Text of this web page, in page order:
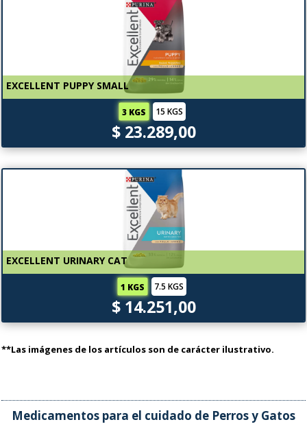
EXCELLENT PUPPY SMALL
3 KGS 15 KGS
$ 23.289,00
EXCELLENT URINARY CAT
1 KGS 7.5 KGS
$ 14.251,00
**Las imágenes de los artículos son de carácter ilustrativo.
Medicamentos para el cuidado de Perros y Gatos